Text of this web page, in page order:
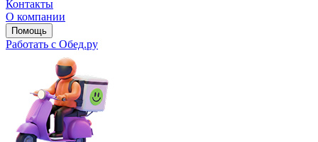
Контакты
О компании
Помощь
Работать с Обед.ру